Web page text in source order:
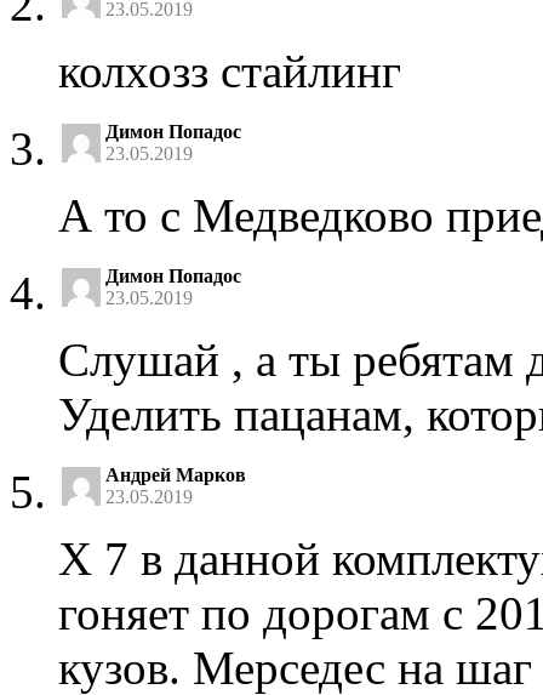
23.05.2019
колхозз стайлинг
Димон Попадос
23.05.2019
А то с Медведково
Димон Попадос
23.05.2019
Слушай , а ты ребятам
Уделить пацанам,
Андрей Марков
23.05.2019
Х 7 в данной
гоняет по дорогам с
кузов. Мерседес на